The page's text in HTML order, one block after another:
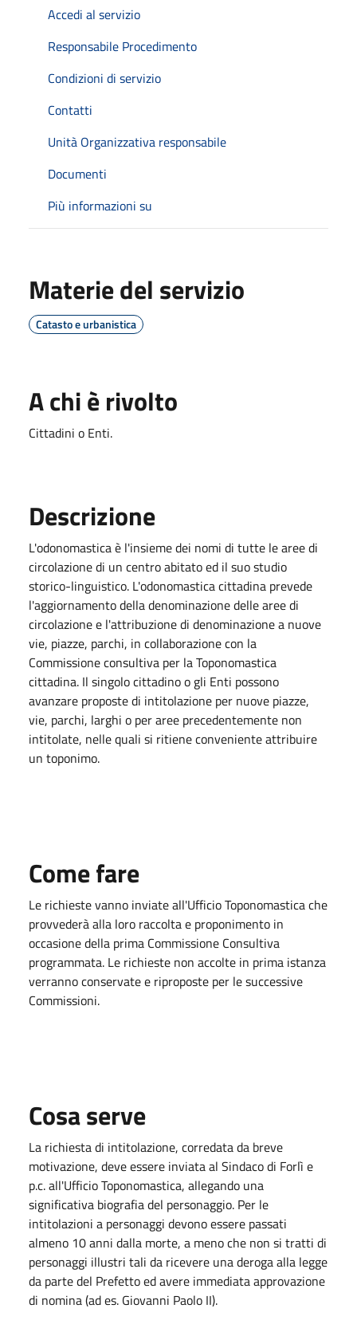
Accedi al servizio
Responsabile Procedimento
Condizioni di servizio
Contatti
Unità Organizzativa responsabile
Documenti
Più informazioni su
Materie del servizio
Catasto e urbanistica
A chi è rivolto
Cittadini o Enti.
Descrizione
L'odonomastica è l'insieme dei nomi di tutte le aree di
circolazione di un centro abitato ed il suo studio
storico-linguistico. L'odonomastica cittadina prevede
l'aggiornamento della denominazione delle aree di
circolazione e l'attribuzione di denominazione a nuove
vie, piazze, parchi, in collaborazione con la
Commissione consultiva per la Toponomastica
cittadina. Il singolo cittadino o gli Enti possono
avanzare proposte di intitolazione per nuove piazze,
vie, parchi, larghi o per aree precedentemente non
intitolate, nelle quali si ritiene conveniente attribuire
un toponimo.
Come fare
Le richieste vanno inviate all'Ufficio Toponomastica che
provvederà alla loro raccolta e proponimento in
occasione della prima Commissione Consultiva
programmata. Le richieste non accolte in prima istanza
verranno conservate e riproposte per le successive
Commissioni.
Cosa serve
La richiesta di intitolazione, corredata da breve
motivazione, deve essere inviata al Sindaco di Forlì e
p.c. all'Ufficio Toponomastica, allegando una
significativa biografia del personaggio. Per le
intitolazioni a personaggi devono essere passati
almeno 10 anni dalla morte, a meno che non si tratti di
personaggi illustri tali da ricevere una deroga alla legge
da parte del Prefetto ed avere immediata approvazione
di nomina (ad es. Giovanni Paolo II).